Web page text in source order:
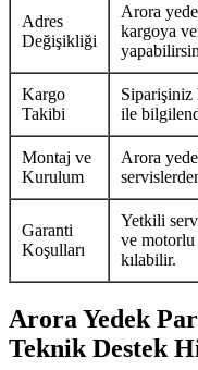
Adres
Değişikliği
Arora
kargoya
Kargo
Takibi
Siparişiniz
ile
Montaj ve
Kurulum
Arora
Garanti
Koşulları
Yetkili
ve motorlu
kılabilir.
Arora Yedek
Teknik Destek